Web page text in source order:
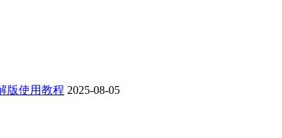
版使用教程 2025-08-05